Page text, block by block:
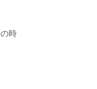
時